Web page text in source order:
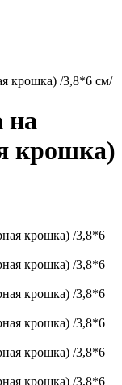
крошка) /3,8*6 см/
на
крошка)